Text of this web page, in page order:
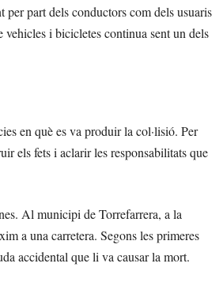
per part dels conductors com dels usuaris
i bicicletes continua sent un dels
en què es va produir la col·lisió. Per
els fets i aclarir les responsabilitats que
Al municipi de Torrefarrera, a la
a una carretera. Segons les primeres
accidental que li va causar la mort.